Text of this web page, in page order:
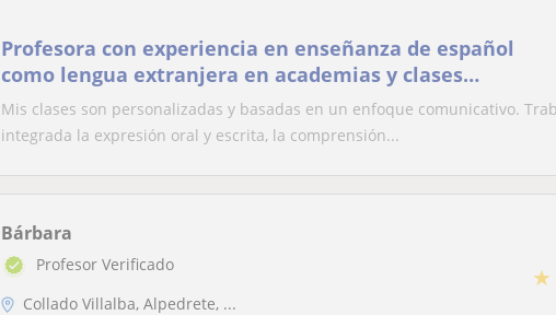
Profesora con experiencia en enseñanza de español
como lengua extranjera en academias y clases
particulares. Remoto y presencial.
Mis clases son personalizadas y basadas en un enfoque comunicativo.
integrada la expresión oral y escrita, la comprensión...
★
Bárbara
Profesor Verificado
Collado Villalba, Alpedrete, ...